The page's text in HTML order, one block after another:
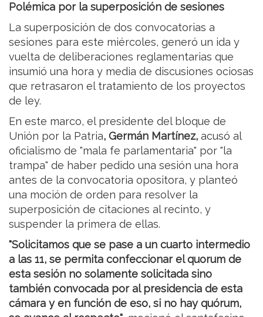
Polémica por la superposición de sesiones
La superposición de dos convocatorias a
sesiones para este miércoles, generó un ida y
vuelta de deliberaciones reglamentarias que
insumió una hora y media de discusiones ociosas
que retrasaron el tratamiento de los proyectos
de ley.
En este marco, el presidente del bloque de
Unión por la Patria, Germán Martínez, acusó al
oficialismo de "mala fe parlamentaria" por "la
trampa" de haber pedido una sesión una hora
antes de la convocatoria opositora, y planteó
una moción de orden para resolver la
superposición de citaciones al recinto, y
suspender la primera de ellas.
"Solicitamos que se pase a un cuarto intermedio
a las 11, se permita confeccionar el quorum de
esta sesión no solamente solicitada sino
también convocada por al presidencia de esta
cámara y en función de eso, si no hay quórum,